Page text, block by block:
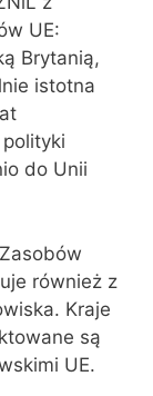
UE:
Brytanią,
istotna
do Unii
również z
Kraje
są
UE.